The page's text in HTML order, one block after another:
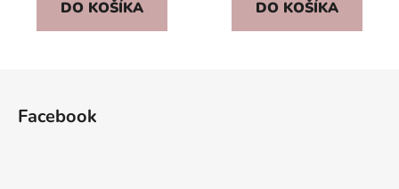
DO KOŠÍKA DO KOŠÍKA
Facebook